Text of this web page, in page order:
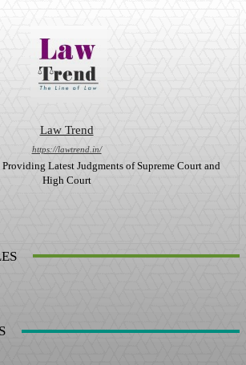
Law Trend
https://lawtrend.in/
Latest Judgments of Supreme Court and
High Court